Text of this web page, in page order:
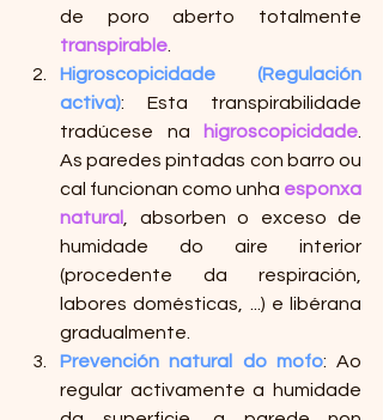
transpirable.
Higroscopicidade (Regulación
activa): Esta transpirabilidade
tradúcese na
higroscopicidade.
As paredes pintadas con barro ou
cal funcionan como unha esponxa
natural , absorben o exceso de
humidade do aire interior
(procedente da respiración,
labores domésticas, ...) e libérana
gradualmente.
Prevención natural do mofo: Ao
regular activamente a humidade